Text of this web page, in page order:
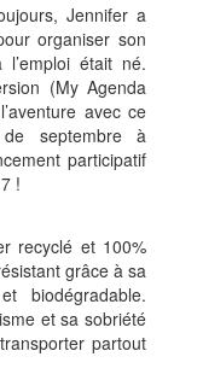
Jennifer a
organiser son
était né.
(My Agenda
avec ce
septembre à
participatif
!
recyclé et 100%
grâce à sa
biodégradable.
et sa sobriété
partout